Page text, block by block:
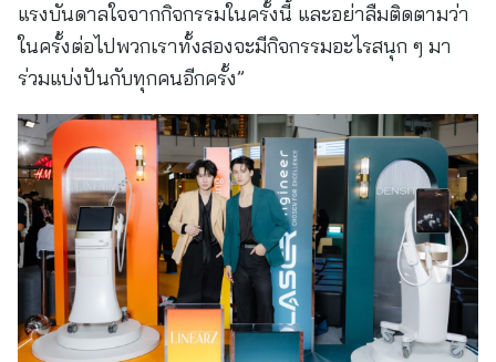
แรงบันดาลใจจากกิจกรรมในครั้งนี้ และอย่าลืมติดตามว่า
ในครั้งต่อไปพวกเราทั้งสองจะมีกิจกรรมอะไรสนุก ๆ มา
ร่วมแบ่งปันกับทุกคนอีกครั้ง”